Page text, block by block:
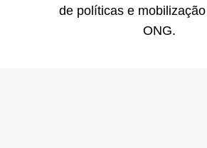
de políticas e
ONG.